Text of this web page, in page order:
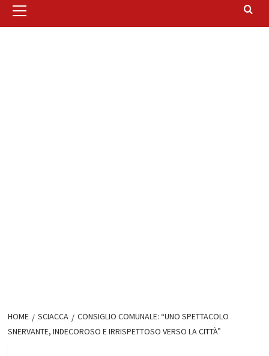
principale
HOME SCIACCA
CONSIGLIO COMUNALE: “UNO SPETTACOLO
SNERVANTE, INDECOROSO E IRRISPETTOSO VERSO LA CITTÀ”